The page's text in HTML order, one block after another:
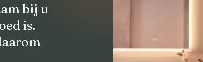
bij u
is.